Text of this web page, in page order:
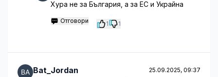
Хура не за България, а за ЕС и Украйна
Отговори 1 1
Bat_Jordan 25.09.2025, 09:37